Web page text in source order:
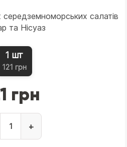
середземноморських салатів
та Нісуаз
1 шт
121 грн
грн
+